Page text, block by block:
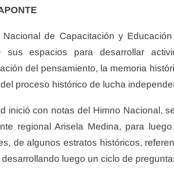
Nacional de Capacitación y
sus espacios para desarrollar
del pensamiento, la memoria
proceso histórico de lucha
inició con notas del Himno Nacional,
regional Arisela Medina, para
de algunos estratos históricos,
luego un ciclo de